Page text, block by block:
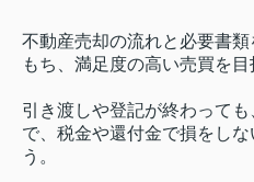
不動産売却の流れと必要書
もち、満足度の高い売買を目
引き渡しや登記が終わって
で、税金や還付金で損をし
う。